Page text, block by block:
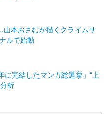
本おさむが描くクライムサ
ルで始動
に完結したマンガ総選挙」“上
析